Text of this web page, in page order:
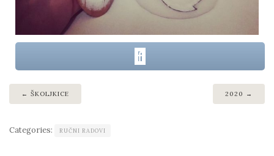
ŠKOLJKICE 2020
Categories: RUČNI RADOVI